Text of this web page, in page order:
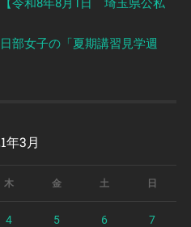
部女子の「夏期講習見学週
年3月
木 金 土 日
4 5 6 7